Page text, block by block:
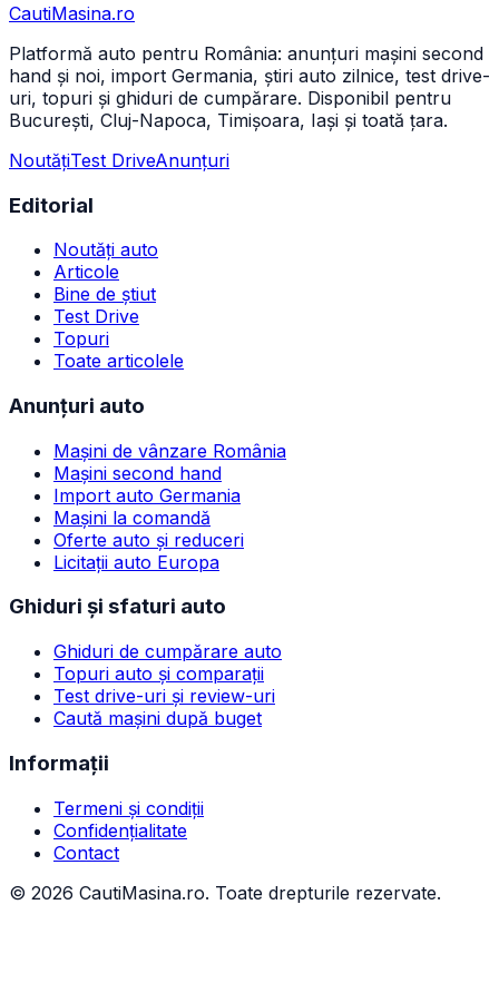
CautiMasina.ro
Platformă auto pentru România: anunțuri mașini second
hand și noi, import Germania, știri auto zilnice, test drive-
uri, topuri și ghiduri de cumpărare. Disponibil pentru
București, Cluj-Napoca, Timișoara, Iași și toată țara.
NoutățiTest DriveAnunțuri
Editorial
Noutăți auto
Articole
Bine de știut
Test Drive
Topuri
Toate articolele
Anunțuri auto
Mașini de vânzare România
Mașini second hand
Import auto Germania
Mașini la comandă
Oferte auto și reduceri
Licitații auto Europa
Ghiduri și sfaturi auto
Ghiduri de cumpărare auto
Topuri auto și comparații
Test drive-uri și review-uri
Caută mașini după buget
Informații
Termeni și condiții
Confidențialitate
Contact
© 2026 CautiMasina.ro. Toate drepturile rezervate.